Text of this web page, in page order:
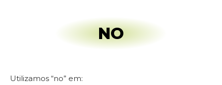
NO
Utilizamos “no” em: